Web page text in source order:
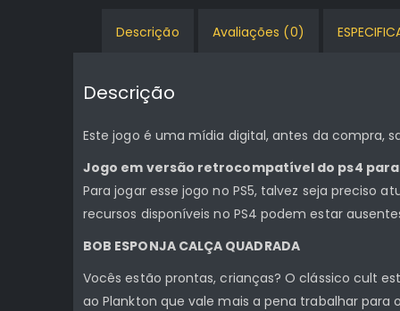
Descrição Avaliações (0)
Descrição
Este jogo é uma mídia digital, antes da compra,
Jogo em versão retrocompatível do ps4 para
Para jogar esse jogo no PS5, talvez seja preciso
recursos disponíveis no PS4 podem estar
BOB ESPONJA CALÇA QUADRADA
Vocês estão prontas, crianças? O clássico cult
ao Plankton que vale mais a pena trabalhar para